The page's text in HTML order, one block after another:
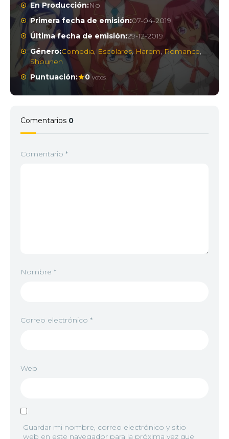
2 <img src="//image.tmdb.org/t/p/w92/
3 <img src="//image.tmdb.org/t/p/w92/
6
En Producción:No
Primera fecha de emisión:07-04-2019
Última fecha de emisión:29-12-2019
Género:Comedia, Escolares,Harem, Romance,
Shounen
Puntuación:
0 votos
Comentarios 0
Comentario *
Nombre *
Correo electrónico *
Web
Guardar mi nombre, correo electrónico y sitio
web en este navegador para la próxima vez que